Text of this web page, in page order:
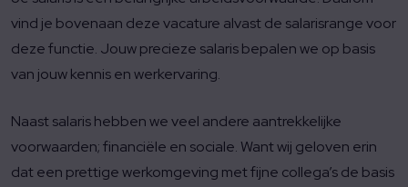
vind je bovenaan deze vacature alvast de salarisrange voor
deze functie. Jouw precieze salaris bepalen we op basis
van jouw kennis en werkervaring.
Naast salaris hebben we veel andere aantrekkelijke
voorwaarden; financiële en sociale. Want wij geloven erin
dat een prettige werkomgeving met fijne collega’s de basis